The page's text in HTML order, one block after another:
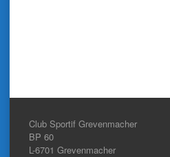
Club Sportif Grevenmacher
BP 60
L-6701 Grevenmacher